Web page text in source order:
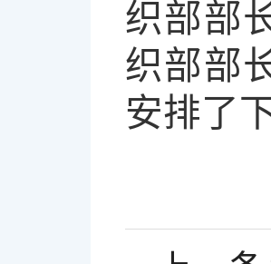
织部部
织部部
安排了